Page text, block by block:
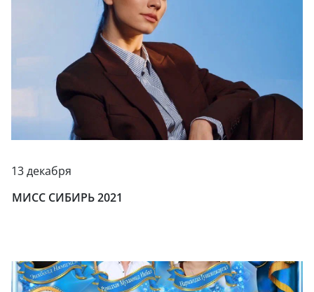
13 декабря
МИСС СИБИРЬ 2021